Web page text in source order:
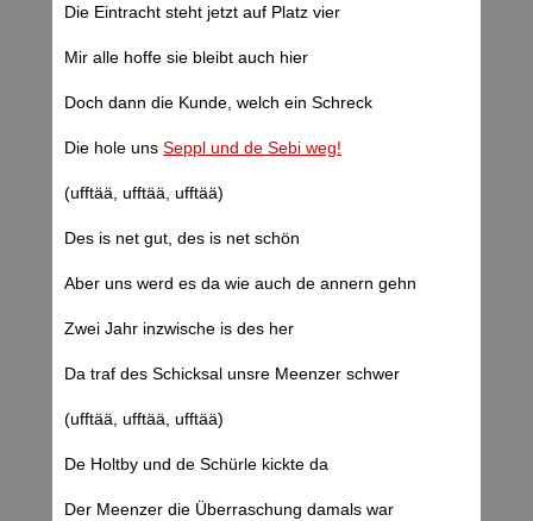
Die Eintracht steht jetzt auf Platz vier
Mir alle hoffe sie bleibt auch hier
Doch dann die Kunde, welch ein Schreck
Die hole uns Seppl und de Sebi weg!
(ufftää, ufftää, ufftää)
Des is net gut, des is net schön
Aber uns werd es da wie auch de annern gehn
Zwei Jahr inzwische is des her
Da traf des Schicksal unsre Meenzer schwer
(ufftää, ufftää, ufftää)
De Holtby und de Schürle kickte da
Der Meenzer die Überraschung damals war